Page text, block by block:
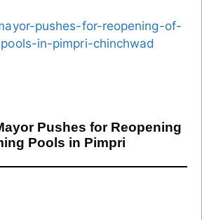
Pushes for Reopening
Pools in Pimpri